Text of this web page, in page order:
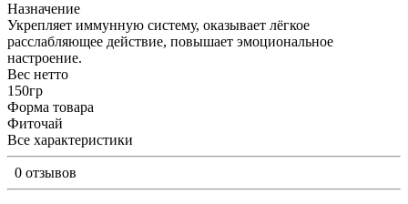
Назначение
Укрепляет иммунную систему, оказывает лёгкое
расслабляющее действие, повышает эмоциональное
настроение.
Вес нетто
150гр
Форма товара
Фиточай
Все характеристики
0 отзывов